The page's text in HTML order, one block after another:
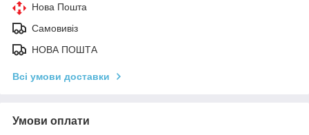
Нова Пошта
Самовивіз
НОВА ПОШТА
Всі умови доставки
Умови оплати